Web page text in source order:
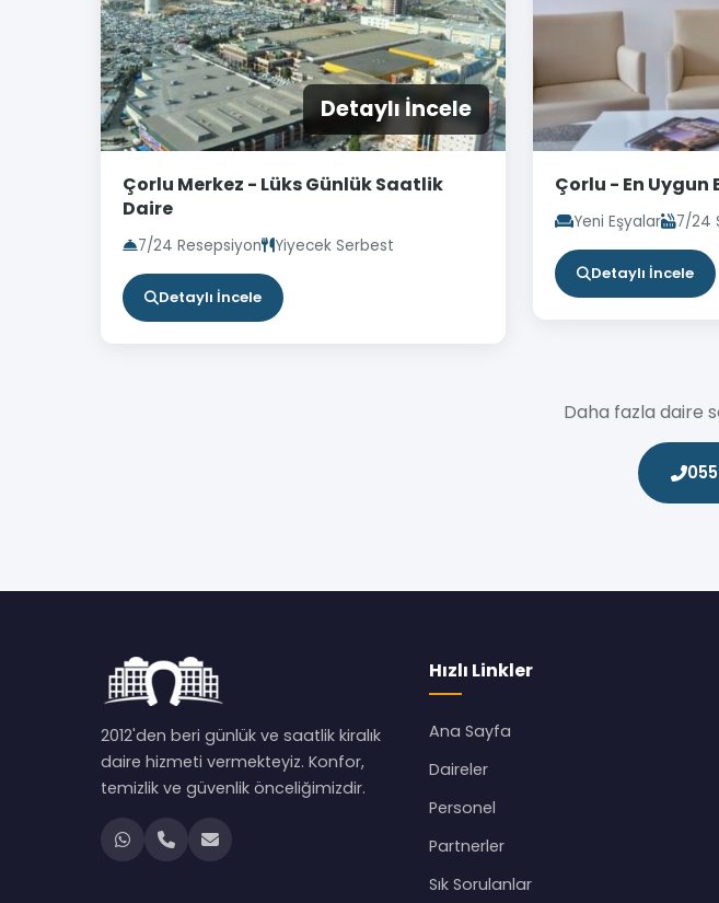
Detaylı İncele
Çorlu Merkez - Lüks Günlük Saatlik
Daire
7/24 Resepsiyon Yiyecek Serbest
Detaylı İncele
Çorlu - En Uygun
Yeni Eşyalar 7/24
Detaylı İncele
Daha fazla daire
2012'den beri günlük ve saatlik kiralık
daire hizmeti vermekteyiz. Konfor,
temizlik ve güvenlik önceliğimizdir.
Hızlı Linkler
Ana Sayfa
Daireler
Personel
Partnerler
Sık Sorulanlar